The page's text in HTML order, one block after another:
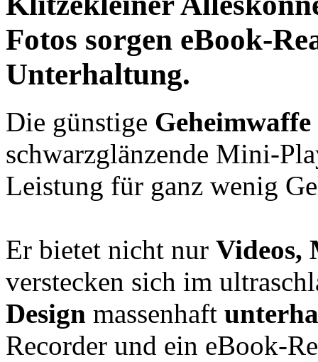
Fotos sorgen eBook-
Unterhaltung.
Die günstige
schwarzglänzende Mini-
Leistung für ganz wenig
Er bietet nicht nur Videos,
verstecken sich im
Design massenhaft
Recorder und ein eBook-